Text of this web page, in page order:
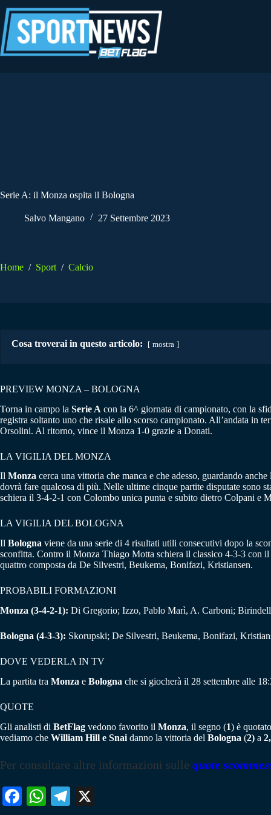
al
contenuto
Serie A: il Monza ospita il Bologna
Salvo Mangano 27 Settembre 2023
Home / Sport / Calcio
Cosa troverai in questo articolo: mostra
PREVIEW MONZA – BOLOGNA
Torna in campo la Serie A con la 6^ giornata di campionato, con la
registra soltanto uno che risale allo scorso campionato. All’andata in
Orsolini. Al ritorno, vince il Monza 1-0 grazie a Donati.
LA VIGILIA DEL MONZA
Il Monza cerca una vittoria che manca e che adesso, guardando
dovrà fare qualcosa di più. Nelle ultime cinque partite disputate sono
schiera il 3-4-2-1 con Colombo unica punta e subito dietro Colpani e
LA VIGILIA DEL BOLOGNA
Il Bologna viene da una serie di 4 risultati utili consecutivi dopo la
sconfitta. Contro il Monza Thiago Motta schiera il classico 4-3-3 con
quattro composta da De Silvestri, Beukema, Bonifazi, Kristiansen.
PROBABILI FORMAZIONI
Monza (3-4-2-1): Di Gregorio; Izzo, Pablo Marì, A. Carboni;
Bologna (4-3-3): Skorupski; De Silvestri, Beukema, Bonifazi,
DOVE VEDERLA IN TV
La partita tra Monza e Bologna che si giocherà il 28 settembre alle
QUOTE
Gli analisti di BetFlag vedono favorito il Monza, il segno (1) è quotato
vediamo che William Hill e Snai danno la vittoria del Bologna (2) a
Per consultare altre informazioni sulle quote
Fa W
Te